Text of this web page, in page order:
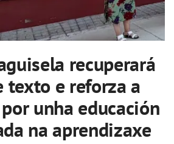
recuperará
texto e reforza a
unha educación
na aprendizaxe